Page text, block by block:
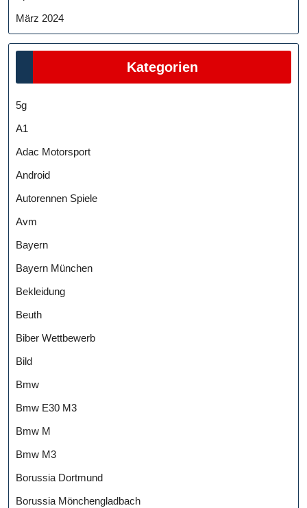
März 2024
Kategorien
5g
A1
Adac Motorsport
Android
Autorennen Spiele
Avm
Bayern
Bayern München
Bekleidung
Beuth
Biber Wettbewerb
Bild
Bmw
Bmw E30 M3
Bmw M
Bmw M3
Borussia Dortmund
Borussia Mönchengladbach